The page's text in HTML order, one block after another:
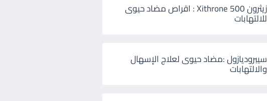
زيثرون 500 Xithrone : اقراص مضاد حيوى
للالتهابات
سيبروديازول :مضاد حيوى لعلاج الإسهال
والالتهابات